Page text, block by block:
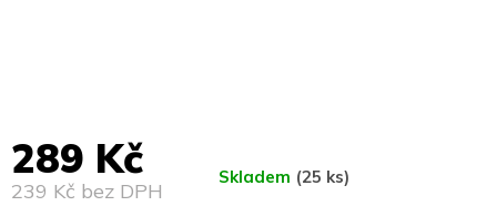
289 Kč
239 Kč bez DPH
Skladem (25 ks)